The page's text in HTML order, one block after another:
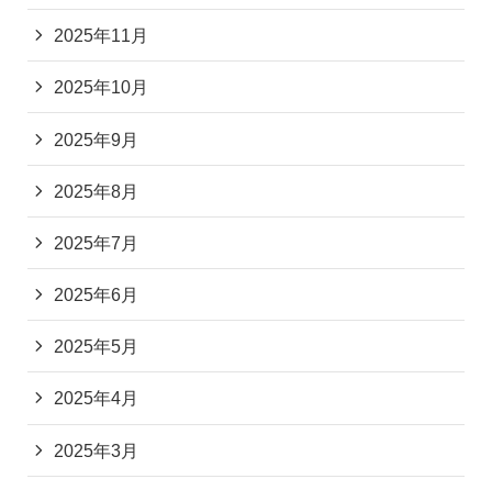
2025年11月
2025年10月
2025年9月
2025年8月
2025年7月
2025年6月
2025年5月
2025年4月
2025年3月